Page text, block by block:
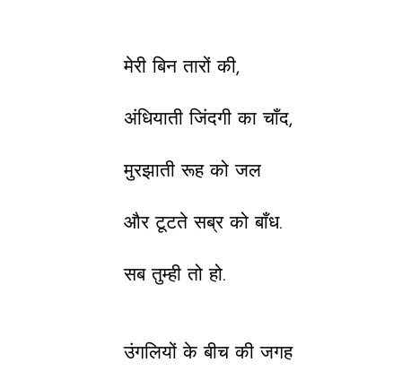
मेरी बिन तारों की,
अंधियाती जिंदगी का चाँद,
मुरझाती रूह को जल
और टूटते सब्र को बाँध.
सब तुम्ही तो हो.
उंगलियों के बीच की जगह